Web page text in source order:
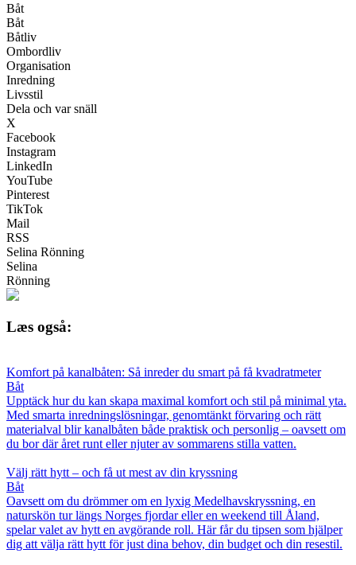
Båt
Båt
Båtliv
Ombordliv
Organisation
Inredning
Livsstil
Dela och var snäll
X
Facebook
Instagram
LinkedIn
YouTube
Pinterest
TikTok
Mail
RSS
Selina Rönning
Selina
Rönning
Læs også:
Komfort på kanalbåten: Så inreder du smart på få kvadratmeter
Båt
Upptäck hur du kan skapa maximal komfort och stil på minimal yta.
Med smarta inredningslösningar, genomtänkt förvaring och rätt
materialval blir kanalbåten både praktisk och personlig – oavsett om
du bor där året runt eller njuter av sommarens stilla vatten.
Välj rätt hytt – och få ut mest av din kryssning
Båt
Oavsett om du drömmer om en lyxig Medelhavskryssning, en
naturskön tur längs Norges fjordar eller en weekend till Åland,
spelar valet av hytt en avgörande roll. Här får du tipsen som hjälper
dig att välja rätt hytt för just dina behov, din budget och din resestil.